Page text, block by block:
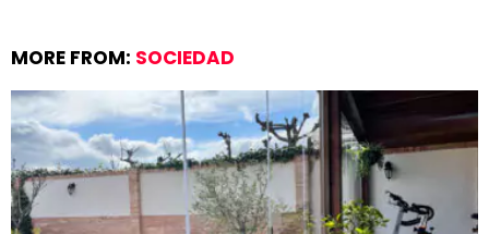
MORE FROM: SOCIEDAD